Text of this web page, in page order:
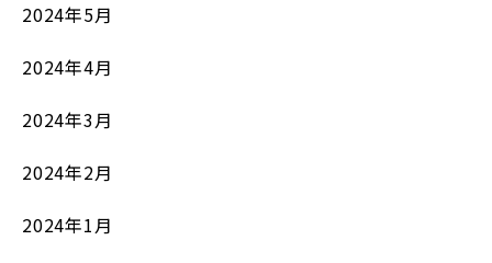
2024年5月
2024年4月
2024年3月
2024年2月
2024年1月